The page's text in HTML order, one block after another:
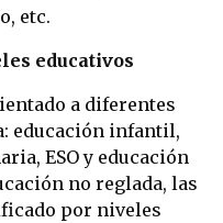
etc.
educativos
a diferentes
educación infantil,
ESO y educación
no reglada, las
por niveles